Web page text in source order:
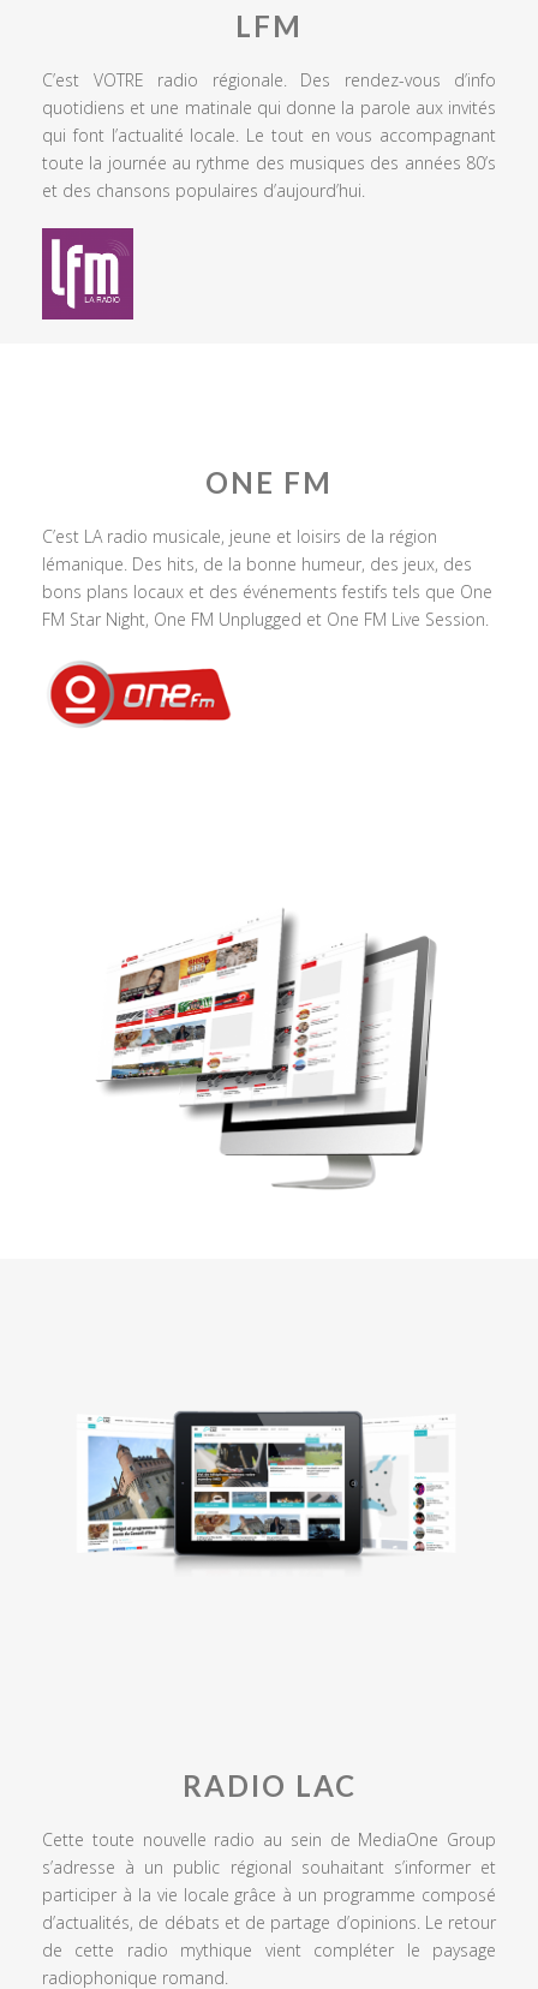
LFM
C’est VOTRE radio régionale. Des rendez-vous d’info
quotidiens et une matinale qui donne la parole aux invités
qui font l’actualité locale. Le tout en vous accompagnant
toute la journée au rythme des musiques des années 80’s
et des chansons populaires d’aujourd’hui.
ONE FM
C’est LA radio musicale, jeune et loisirs de la région
lémanique. Des hits, de la bonne humeur, des jeux, des
bons plans locaux et des événements festifs tels que One
FM Star Night, One FM Unplugged et One FM Live Session.
RADIO LAC
Cette toute nouvelle radio au sein de MediaOne Group
s’adresse à un public régional souhaitant s’informer et
participer à la vie locale grâce à un programme composé
d’actualités, de débats et de partage d’opinions. Le retour
de cette radio mythique vient compléter le paysage
radiophonique romand.